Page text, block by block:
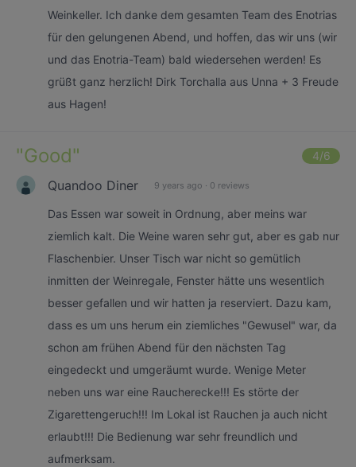
Weinkeller. Ich danke dem gesamten Team des Enotrias
für den gelungenen Abend, und hoffen, das wir uns (wir
und das Enotria-Team) bald wiedersehen werden! Es
grüßt ganz herzlich! Dirk Torchalla aus Unna + 3 Freude
aus Hagen!
"Good" 4/6
Quandoo Diner 9 years ago · 0 reviews
Das Essen war soweit in Ordnung, aber meins war
ziemlich kalt. Die Weine waren sehr gut, aber es gab nur
Flaschenbier. Unser Tisch war nicht so gemütlich
inmitten der Weinregale, Fenster hätte uns wesentlich
besser gefallen und wir hatten ja reserviert. Dazu kam,
dass es um uns herum ein ziemliches "Gewusel" war, da
schon am frühen Abend für den nächsten Tag
eingedeckt und umgeräumt wurde. Wenige Meter
neben uns war eine Raucherecke!!! Es störte der
Zigarettengeruch!!! Im Lokal ist Rauchen ja auch nicht
erlaubt!!! Die Bedienung war sehr freundlich und
aufmerksam.